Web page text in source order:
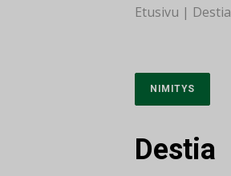
Etusivu | Destia
NIMITYS
Destia